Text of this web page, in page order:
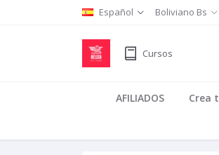
Español Boliviano Bs
Cursos
AFILIADOS Crea